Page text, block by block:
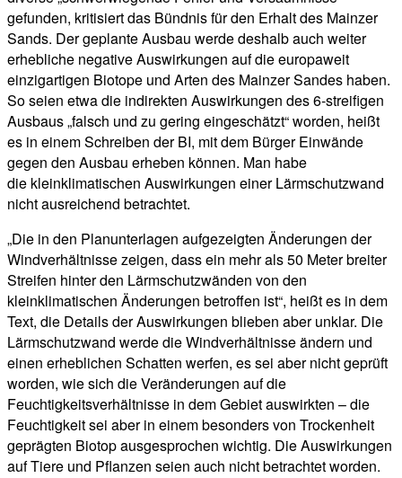
gefunden, kritisiert das Bündnis für den Erhalt des Mainzer
Sands. Der geplante Ausbau werde deshalb auch weiter
erhebliche negative Auswirkungen auf die europaweit
einzigartigen Biotope und Arten des Mainzer Sandes haben.
So seien etwa die indirekten Auswirkungen des 6-streifigen
Ausbaus „falsch und zu gering eingeschätzt“ worden, heißt
es in einem Schreiben der BI, mit dem Bürger Einwände
gegen den Ausbau erheben können. Man habe
die kleinklimatischen Auswirkungen einer Lärmschutzwand
nicht ausreichend betrachtet.
„Die in den Planunterlagen aufgezeigten Änderungen der
Windverhältnisse zeigen, dass ein mehr als 50 Meter breiter
Streifen hinter den Lärmschutzwänden von den
kleinklimatischen Änderungen betroffen ist“, heißt es in dem
Text, die Details der Auswirkungen blieben aber unklar. Die
Lärmschutzwand werde die Windverhältnisse ändern und
einen erheblichen Schatten werfen, es sei aber nicht geprüft
worden, wie sich die Veränderungen auf die
Feuchtigkeitsverhältnisse in dem Gebiet auswirkten – die
Feuchtigkeit sei aber in einem besonders von Trockenheit
geprägten Biotop ausgesprochen wichtig. Die Auswirkungen
auf Tiere und Pflanzen seien auch nicht betrachtet worden.